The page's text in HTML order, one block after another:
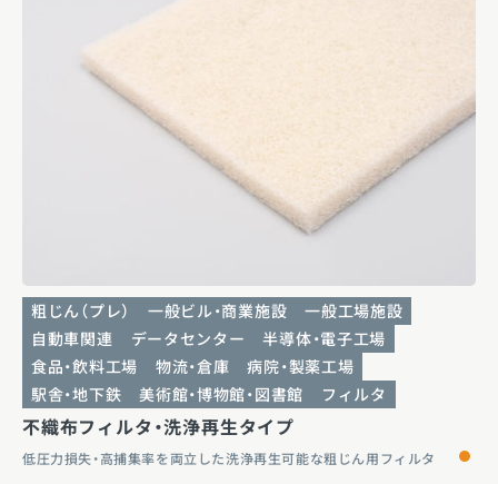
粗じん（プレ） 一般ビル・商業施設
一般工場施設
自動車関連
データセンター
半導体・電子工場
食品・飲料工場
物流・倉庫
病院・製薬工場
駅舎・地下鉄
美術館・博物館・図書館 フィルタ
不織布フィルタ・洗浄再生タイプ
低圧力損失・高捕集率を両立した洗浄再生可能な粗じん用フィルタ